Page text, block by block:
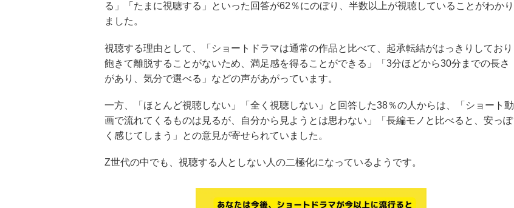
る」「たまに視聴する」といった回答が62％にのぼり、半数以上が視聴していることがわかり
ました。
視聴する理由として、「ショートドラマは通常の作品と比べて、起承転結がはっきりしており
飽きて離脱することがないため、満足感を得ることができる」「3分ほどから30分までの長さ
があり、気分で選べる」などの声があがっています。
一方、「ほとんど視聴しない」「全く視聴しない」と回答した38％の人からは、「ショート動
画で流れてくるものは見るが、自分から見ようとは思わない」「長編モノと比べると、安っぽ
く感じてしまう」との意見が寄せられていました。
Z世代の中でも、視聴する人としない人の二極化になっているようです。